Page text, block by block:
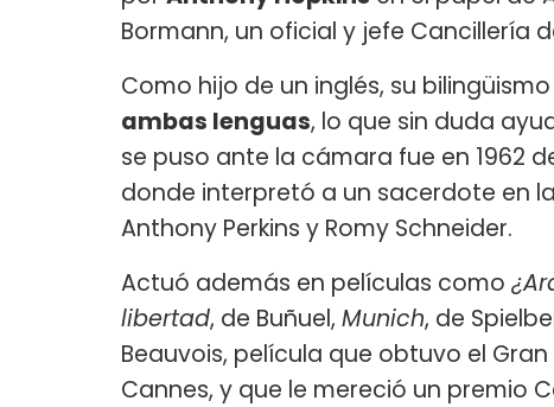
Bormann, un oficial y jefe Cancillería
Como hijo de un inglés, su bilingüismo
ambas lenguas, lo que sin duda
se puso ante la cámara fue en 1962
donde interpretó a un sacerdote en
Anthony Perkins y Romy Schneider.
Actuó además en películas como
libertad, de Buñuel, Munich, de
Beauvois, película que obtuvo el
Cannes, y que le mereció un premio